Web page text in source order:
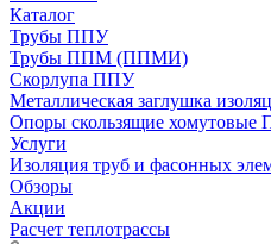
Каталог
Трубы ППУ
Трубы ППМ (ППМИ)
Скорлупа ППУ
Металлическая заглушка
Опоры скользящие
Услуги
Изоляция труб и фасонных
Обзоры
Акции
Расчет теплотрассы